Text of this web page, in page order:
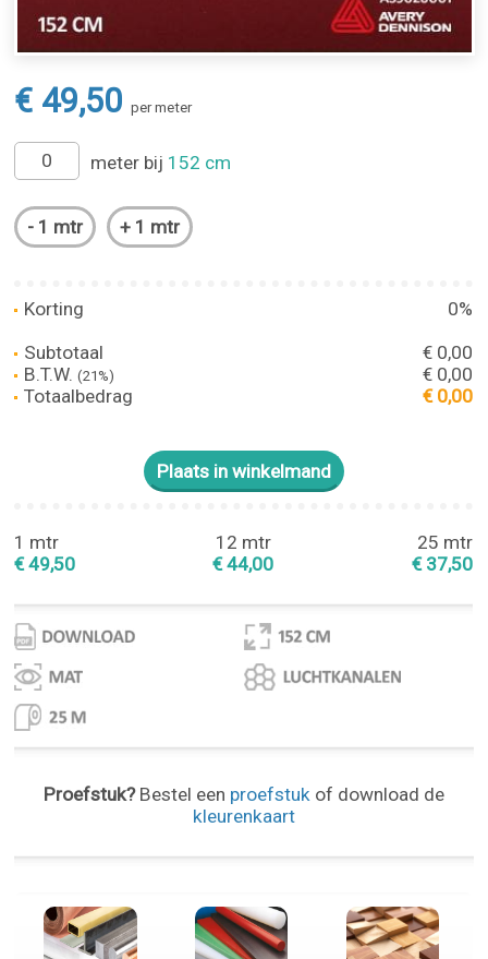
€ 49,50 per meter
meter bij 152 cm
Korting
0%
Subtotaal
€ 0,00
B.T.W.(21%)
€ 0,00
Totaalbedrag
€ 0,00
1 mtr
€ 49,50
12 mtr
€ 44,00
25 mtr
€ 37,50
Proefstuk?Bestel een proefstukof download de
kleurenkaart